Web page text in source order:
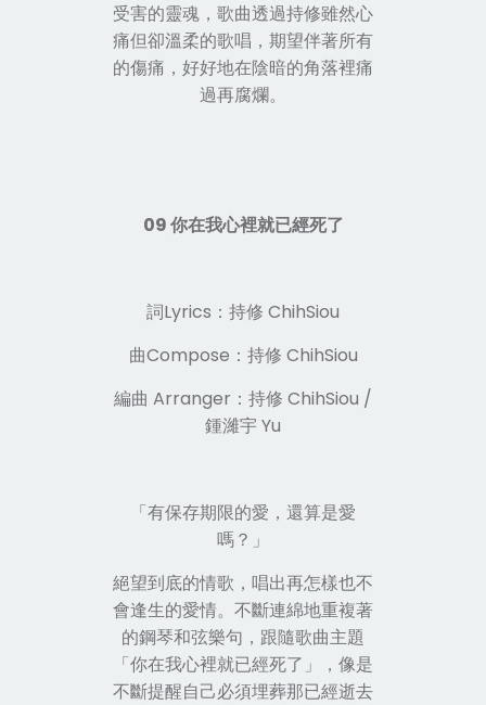
受害的靈魂，歌曲透過持修雖然心
痛但卻溫柔的歌唱，期望伴著所有
的傷痛，好好地在陰暗的角落裡痛
過再腐爛。
09 你在我心裡就已經死了
詞Lyrics：持修 ChihSiou
曲Compose：持修 ChihSiou
編曲 Arranger：持修 ChihSiou /
鍾濰宇 Yu
「有保存期限的愛，還算是愛
嗎？」
絕望到底的情歌，唱出再怎樣也不
會逢生的愛情。不斷連綿地重複著
的鋼琴和弦樂句，跟隨歌曲主題
「你在我心裡就已經死了」，像是
不斷提醒自己必須埋葬那已經逝去